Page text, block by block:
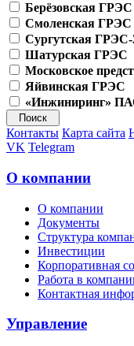
Берёзовская ГРЭС
Смоленская ГРЭС
Сургутская ГРЭС-
Шатурская ГРЭС
Московское
Яйвинская ГРЭС
«Инжиниринг»
Контакты Карта сайта
VK Telegram
О компании
О компании
Документы
Структура
Инвестиции
Корпоративная
Работа в
Контактная
Управление